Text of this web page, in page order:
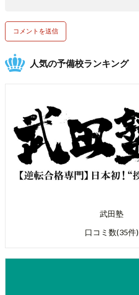
人気の予備校ランキング
武田塾
口コミ数(35件)